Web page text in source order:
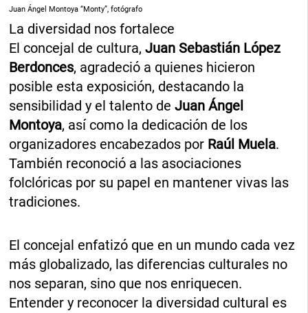
Juan Ángel Montoya “Monty”, fotógrafo
La diversidad nos fortalece
El concejal de cultura,Juan Sebastián López
Berdonces, agradeció a quienes hicieron
posible esta exposición, destacando la
sensibilidad y el talento deJuan Ángel
Montoya, así como la dedicación de los
organizadores encabezados por Raúl Muela.
También reconoció a las asociaciones
folclóricas por su papel en mantener vivas las
tradiciones.
El concejal enfatizó que en un mundo cada vez
más globalizado, las diferencias culturales no
nos separan, sino que nos enriquecen.
Entender y reconocer la diversidad cultural es